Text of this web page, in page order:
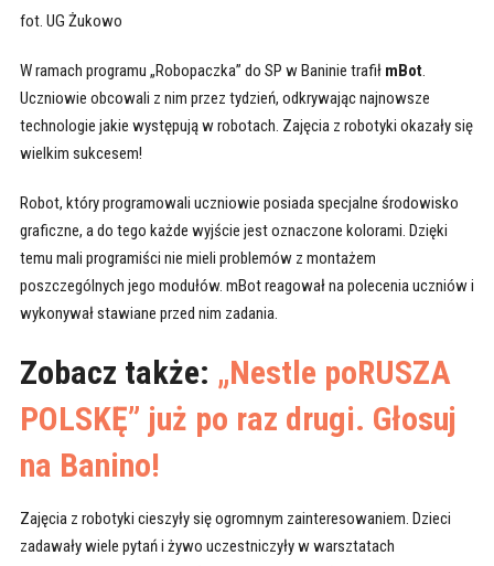
fot. UG Żukowo
W ramach programu „Robopaczka” do SP w Baninie trafił mBot.
Uczniowie obcowali z nim przez tydzień, odkrywając najnowsze
technologie jakie występują w robotach. Zajęcia z robotyki okazały się
wielkim sukcesem!
Robot, który programowali uczniowie posiada specjalne środowisko
graficzne, a do tego każde wyjście jest oznaczone kolorami. Dzięki
temu mali programiści nie mieli problemów z montażem
poszczególnych jego modułów. mBot reagował na polecenia uczniów i
wykonywał stawiane przed nim zadania.
Zobacz także: „Nestle poRUSZA
POLSKĘ” już po raz drugi. Głosuj
na Banino!
Zajęcia z robotyki cieszyły się ogromnym zainteresowaniem. Dzieci
zadawały wiele pytań i żywo uczestniczyły w warsztatach